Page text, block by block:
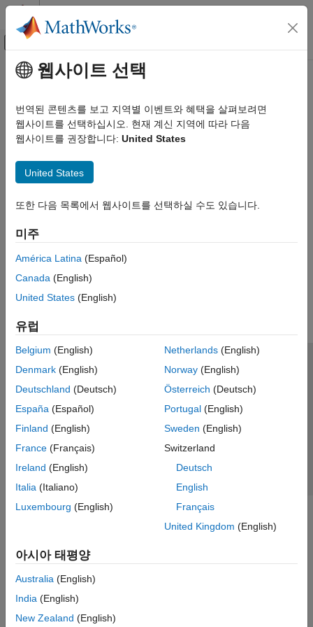
콘텐츠로 바로 가기
오프캔버스 탐색 메뉴 토글
문서 홈
주요 콘텐츠
웹사이트 선택
번역된 콘텐츠를 보고 지역별 이벤트와 혜택을 살펴보려면
웹사이트를 선택하십시오. 현재 계신 지역에 따라 다음
웹사이트를 권장합니다: United States
United States
또한 다음 목록에서 웹사이트를 선택하실 수도 있습니다.
미주
América Latina (Español)
Canada (English)
United States (English)
유럽
Belgium (English)
Denmark (English)
Deutschland (Deutsch)
España (Español)
Finland (English)
France (Français)
Ireland (English)
Italia (Italiano)
Luxembourg (English)
Netherlands(English)
Norway(English)
Österreich (Deutsch)
Portugal(English)
Sweden (English)
Switzerland
Deutsch
English
Français
United Kingdom (English)
아시아 태평양
Australia (English)
India (English)
New Zealand (English)
신뢰 센터 등록 상표 개인정보 취급방침
불법 복제 방지
애플리케이션 상태
© 1994-2026 The MathWorks, Inc.